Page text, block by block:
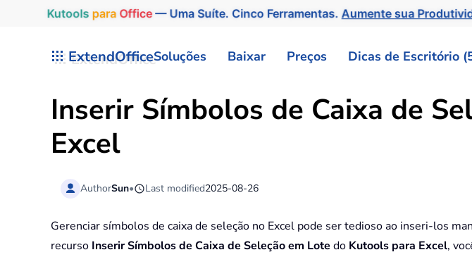
Kutools para Office— Uma Suíte. Cinco Ferramentas.Aumente sua
ExtendOfficeSoluções Baixar Preços Dicas de Escritório
Inserir Símbolos de Caixa de
Excel
AuthorSun• Last modified2025-08-26
Gerenciar símbolos de caixa de seleção no Excel pode ser tedioso ao inseri-los
recurso Inserir Símbolos de Caixa de Seleção em Lote do Kutools para Excel,